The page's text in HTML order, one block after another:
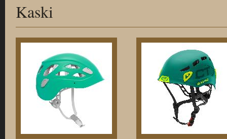
Kaski